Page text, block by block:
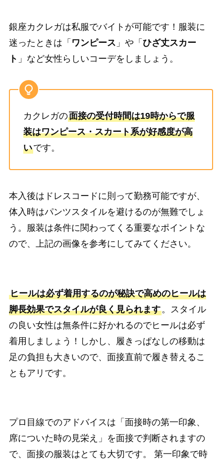
銀座カクレガは私服でバイトが可能です！服装に
迷ったときは「 ワンピース 」や「 ひざ丈スカー
ト 」など女性らしいコーデをしましょう。
カクレガの面接の受付時間は19時からで服
装はワンピース・スカート系が好感度が高
いです。
本入後はドレスコードに則って勤務可能ですが、
体入時はパンツスタイルを避けるのが無難でしょ
う。服装は条件に関わってくる重要なポイントな
ので、上記の画像を参考にしてみてください。
ヒールは必ず着用するのが秘訣で高めのヒールは
脚長効果でスタイルが良く見られます。スタイル
の良い女性は無条件に好かれるのでヒールは必ず
着用しましょう！しかし、履きっぱなしの移動は
足の負担も大きいので、面接直前で履き替えるこ
ともアリです。
プロ目線でのアドバイスは「面接時の第一印象、
席についた時の見栄え」を面接で判断されますの
で、面接の服装はとても大切です。 第一印象で時